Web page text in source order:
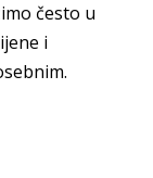
često u
i